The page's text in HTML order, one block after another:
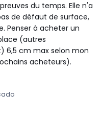
du temps. Elle n'a
de défaut de surface,
Penser à acheter un
(autres
6,5 cm max selon mon
acheteurs).